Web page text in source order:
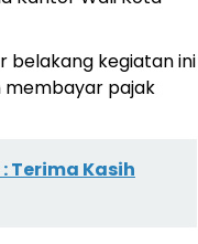
belakang kegiatan ini
pajak
Terima Kasih